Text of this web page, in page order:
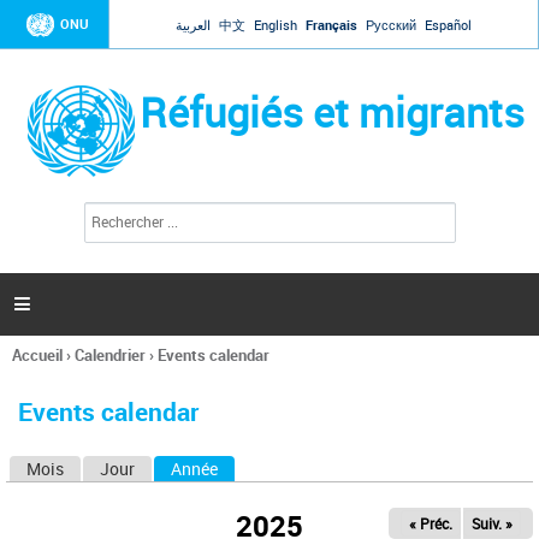
Jump to navigation
ONU العربية 中文 English Français Русский Español
Réfugiés et migrants
l
c
h
e

Vous
ici
Accueil›Calendrier› Events calendar
Events calendar
Mois Jour Année
2025 « Préc. Suiv. »